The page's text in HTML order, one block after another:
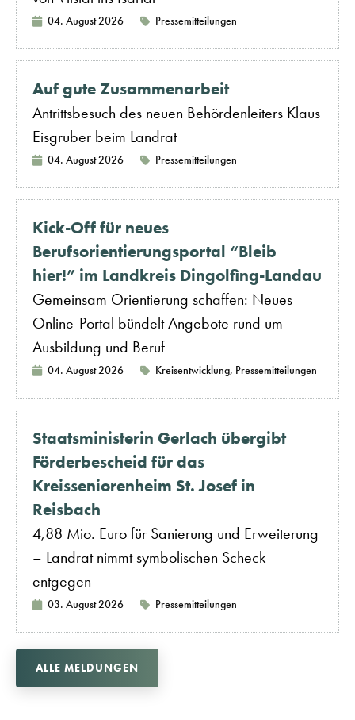
04. August 2026 Pressemitteilungen
Auf gute Zusammenarbeit
Antrittsbesuch des neuen Behördenleiters Klaus
Eisgruber beim Landrat
04. August 2026 Pressemitteilungen
Kick-Off für neues
Berufsorientierungsportal “Bleib
hier!” im Landkreis Dingolfing-Landau
Gemeinsam Orientierung schaffen: Neues
Online-Portal bündelt Angebote rund um
Ausbildung und Beruf
04. August 2026 Kreisentwicklung, Pressemitteilungen
Staatsministerin Gerlach übergibt
Förderbescheid für das
Kreisseniorenheim St. Josef in
Reisbach
4,88 Mio. Euro für Sanierung und Erweiterung
– Landrat nimmt symbolischen Scheck
entgegen
03. August 2026 Pressemitteilungen
ALLE MELDUNGEN